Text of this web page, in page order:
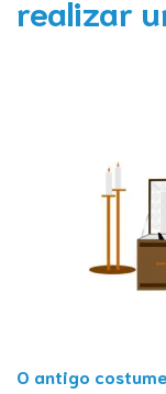
realizar
O antigo